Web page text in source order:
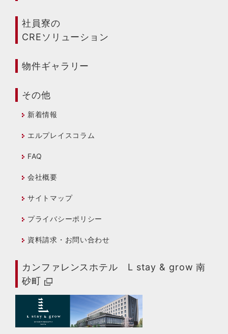
社員寮の
CREソリューション
物件ギャラリー
その他
新着情報
エルプレイスコラム
FAQ
会社概要
サイトマップ
プライバシーポリシー
資料請求・お問い合わせ
カンファレンスホテル L stay & grow 南
砂町